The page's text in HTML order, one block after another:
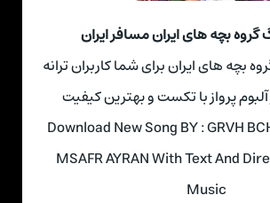
گروه بچه های ایران مسافر ایران
بچه های ایران برای شما کاربران ترانه
آلبوم پرواز با تکست و بهترین کیفیت
Download New Song BY : GRVH
MSAFR AYRAN With Text And
Music